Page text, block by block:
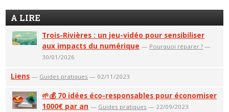
A LIRE
Trois-Rivières : un jeu-vidéo pour sensibiliser
aux impacts du numérique — Pourquoi réparer ? —
30/01/2026
Liens — Guides pratiques — 02/11/2023
🌱💰 70 idées éco-responsables pour économiser
1000€ par an — Guides pratiques — 22/09/2023